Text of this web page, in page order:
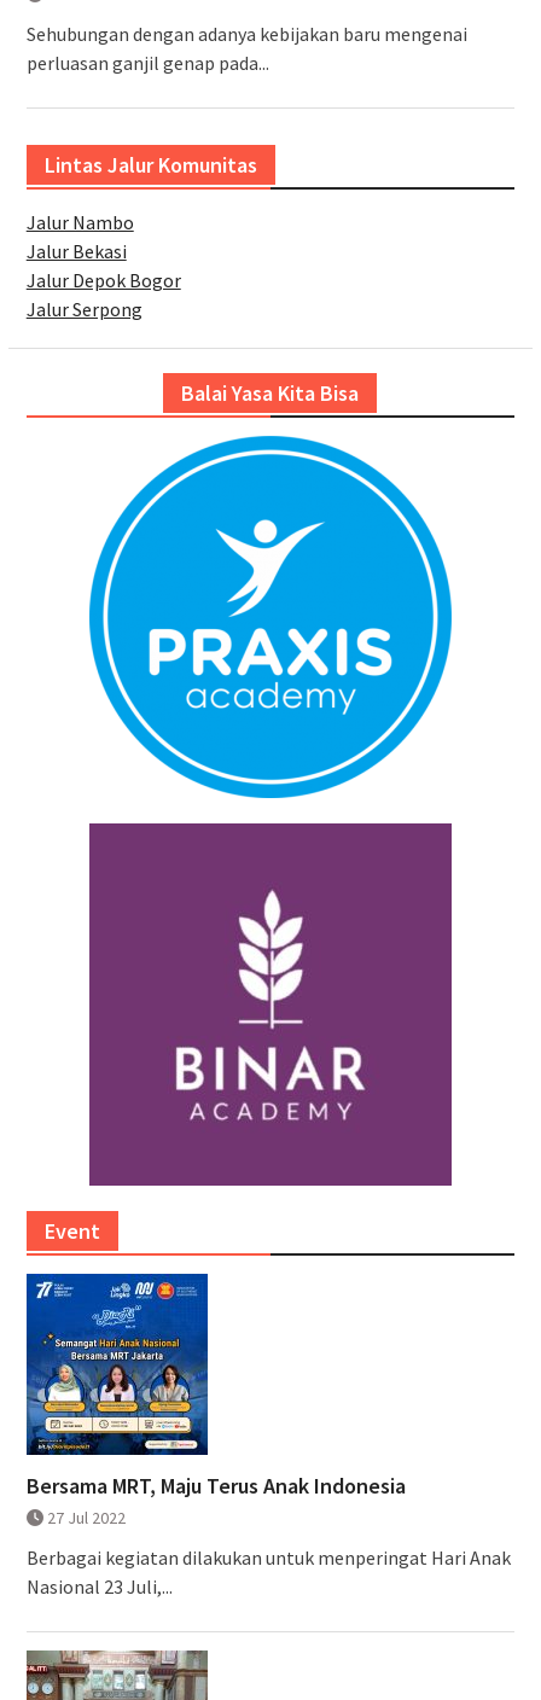
Sehubungan dengan adanya kebijakan baru mengenai
perluasan ganjil genap pada...
Lintas Jalur Komunitas
Jalur Nambo
Jalur Bekasi
Jalur Depok Bogor
Jalur Serpong
Balai Yasa Kita Bisa
Event
Bersama MRT, Maju Terus Anak Indonesia
27 Jul 2022
Berbagai kegiatan dilakukan untuk menperingat Hari Anak
Nasional 23 Juli,...